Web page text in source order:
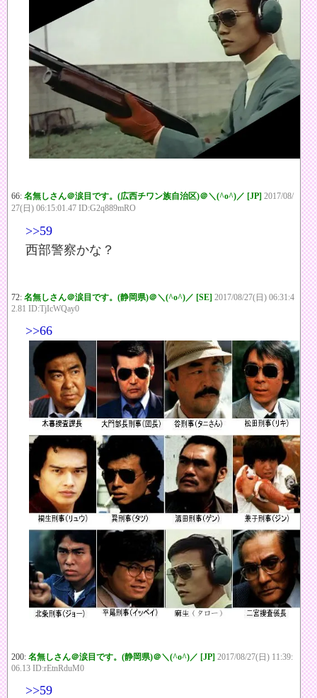
66: 名無しさん＠涙目です。(広西チワン族自治区)＠＼(^o^)／ [JP] 2017/08/
27(日) 06:15:01.47 ID:G2q889mRO
>>59
西部警察かな？
72: 名無しさん＠涙目です。(静岡県)＠＼(^o^)／ [SE] 2017/08/27(日) 06:31:4
2.81 ID:TjIcWQay0
>>66
200: 名無しさん＠涙目です。(静岡県)＠＼(^o^)／ [JP] 2017/08/27(日) 11:39:
06.13 ID:rEtnRduM0
>>59